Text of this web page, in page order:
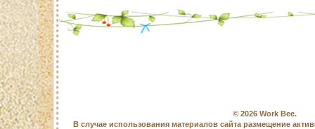
© 2026 Work Bee.
В случае использования материалов сайта размещение